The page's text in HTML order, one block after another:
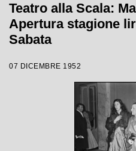
Teatro alla Scala:
Apertura stagione
Sabata
07 DICEMBRE 1952